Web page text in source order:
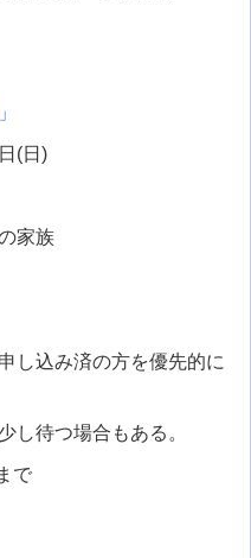
日 (日 )
家族
し込み済の方を優先的に
し待つ場合もある。
で